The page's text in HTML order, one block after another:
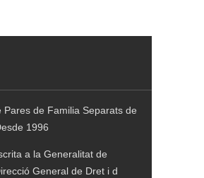
Pares de Familia Separats de
1996
a la Generalitat de
General de Dret i d